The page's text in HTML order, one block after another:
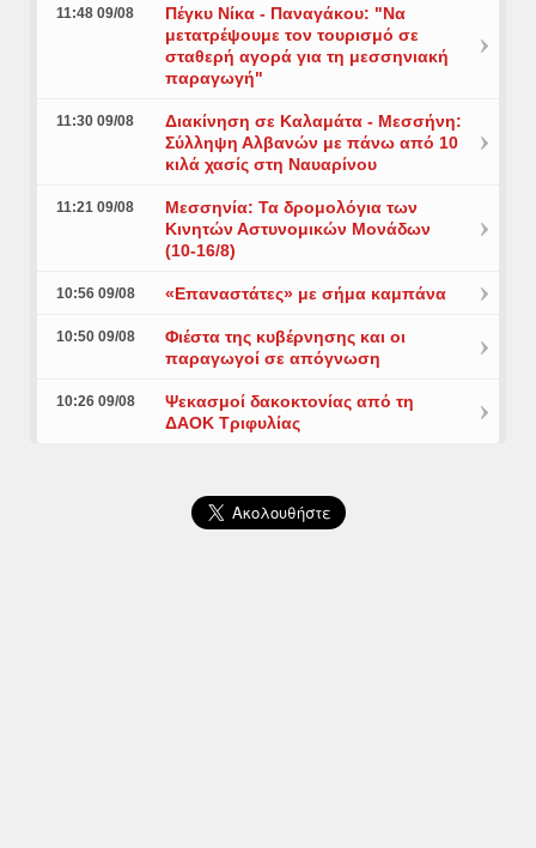
11:48 09/08
Πέγκυ Νίκα - Παναγάκου: "Να
μετατρέψουμε τον τουρισμό σε
σταθερή αγορά για τη μεσσηνιακή
παραγωγή"
11:30 09/08
Διακίνηση σε Καλαμάτα - Μεσσήνη:
Σύλληψη Αλβανών με πάνω από 10
κιλά χασίς στη Ναυαρίνου
11:21 09/08
Μεσσηνία: Τα δρομολόγια των
Κινητών Αστυνομικών Μονάδων
(10-16/8)
10:56 09/08 «Επαναστάτες» με σήμα καμπάνα
10:50 09/08
Φιέστα της κυβέρνησης και οι
παραγωγοί σε απόγνωση
10:26 09/08
Ψεκασμοί δακοκτονίας από τη
ΔΑΟΚ Τριφυλίας